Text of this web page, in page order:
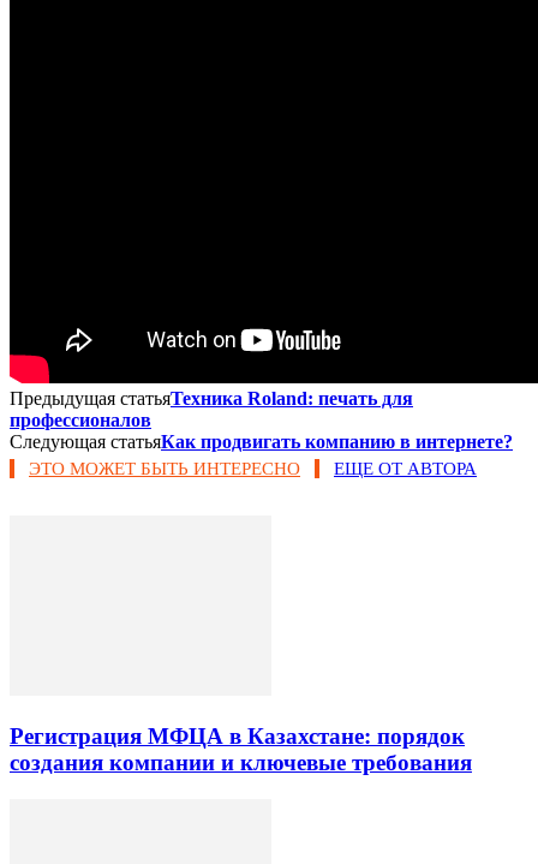
Предыдущая статьяТехника Roland: печать для
профессионалов
Следующая статьяКак продвигать компанию в интернете?
ЭТО МОЖЕТ БЫТЬ ИНТЕРЕСНО ЕЩЕ ОТ АВТОРА
Регистрация МФЦА в Казахстане: порядок
создания компании и ключевые требования